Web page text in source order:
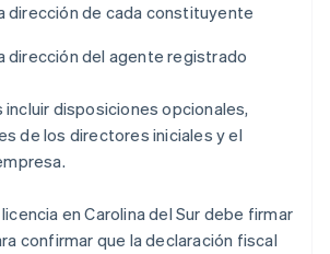
dirección de cada constituyente
dirección del agente registrado
incluir disposiciones opcionales,
de los directores iniciales y el
en Carolina del Sur debe firmar
confirmar que la declaración fiscal